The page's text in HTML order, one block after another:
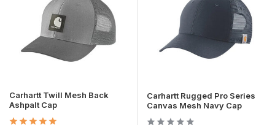
Carhartt Twill Mesh Back
Ashpalt Cap
Carhartt Rugged Pro Series
Canvas Mesh Navy Cap